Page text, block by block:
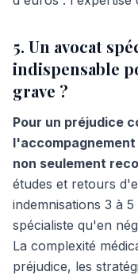
5. Un avocat
indispensable
grave ?
Pour un préjudice
non seulement
études et retours
indemnisations 3 à
spécialiste qu'en
La complexité
préjudice, les